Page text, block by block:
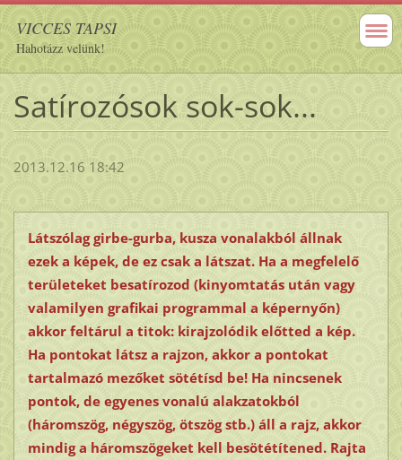
VICCES TAPSI
Hahotázz velünk!
Satírozósok sok-sok...
2013.12.16 18:42
Látszólag girbe-gurba, kusza vonalakból állnak
ezek a képek, de ez csak a látszat. Ha a megfelelő
területeket besatírozod (kinyomtatás után vagy
valamilyen grafikai programmal a képernyőn)
akkor feltárul a titok: kirajzolódik előtted a kép.
Ha pontokat látsz a rajzon, akkor a pontokat
tartalmazó mezőket sötétísd be! Ha nincsenek
pontok, de egyenes vonalú alakzatokból
(háromszög, négyszög, ötszög stb.) áll a rajz, akkor
mindig a háromszögeket kell besötétítened. Rajta